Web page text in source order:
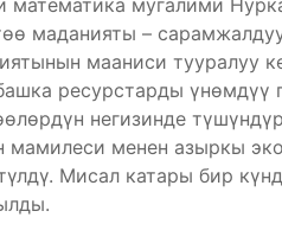
математика мугалими
маданияты –
мааниси тууралуу
ресурстарды үнөмдүү
негизинде
мамилеси менен азыркы
Мисал катары бир